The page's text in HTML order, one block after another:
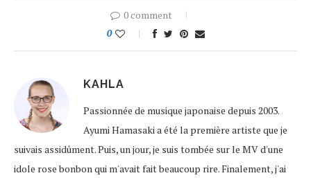
0 comment
0
KAHLA
Passionnée de musique japonaise depuis 2003.
Ayumi Hamasaki a été la première artiste que je
suivais assidûment. Puis, un jour, je suis tombée sur le MV d'une
idole rose bonbon qui m'avait fait beaucoup rire. Finalement, j'ai